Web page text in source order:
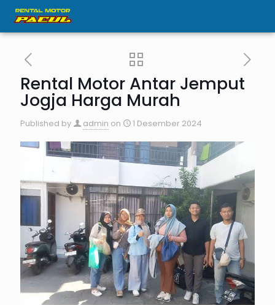
Rental Motor Antar Jemput
Jogja Harga Murah
Published by admin on 1 Desember 2024